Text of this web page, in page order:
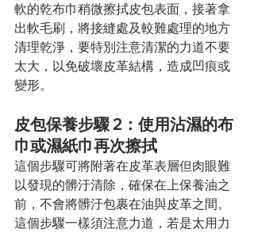
軟的乾布巾稍微擦拭皮包表面，接著拿
出軟毛刷，將接縫處及較難處理的地方
清理乾淨，要特別注意清潔的力道不要
太大，以免破壞皮革結構，造成凹痕或
變形。
皮包保養步驟 2：使用沾濕的布
巾或濕紙巾再次擦拭
這個步驟可將附著在皮革表層但肉眼難
以發現的髒汙清除，確保在上保養油之
前，不會將髒汙包裹在油與皮革之間。
這個步驟一樣須注意力道，若是太用力